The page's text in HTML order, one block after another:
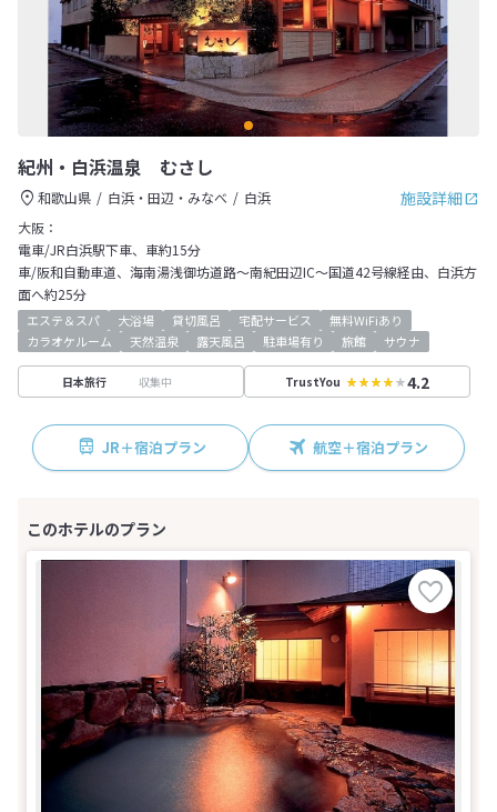
紀州・白浜温泉 むさし
施設詳細
和歌山県 白浜・田辺・みなべ
白浜
大阪：
電車/JR白浜駅下車、車約15分
車/阪和自動車道、海南湯浅御坊道路～南紀田辺IC～国道42号線経由、白浜方
面へ約25分
エステ＆スパ 大浴場 貸切風呂 宅配サービス
無料WiFiあり
カラオケルーム
天然温泉 露天風呂 駐車場有り 旅館 サウナ
日本旅行 収集中 TrustYou 4.2
JR＋宿泊プラン 航空＋宿泊プラン